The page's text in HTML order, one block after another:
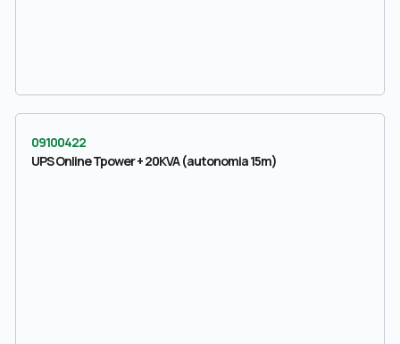
09100422
UPS Online Tpower + 20KVA (autonomia 15m)